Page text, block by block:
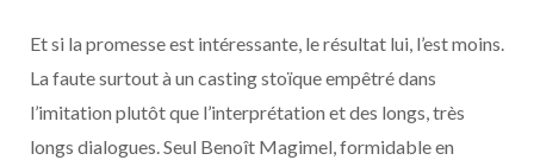
Et si la promesse est intéressante, le résultat lui, l’est moins.
La faute surtout à un casting stoïque empêtré dans
l’imitation plutôt que l’interprétation et des longs, très
longs dialogues. Seul Benoît Magimel, formidable en